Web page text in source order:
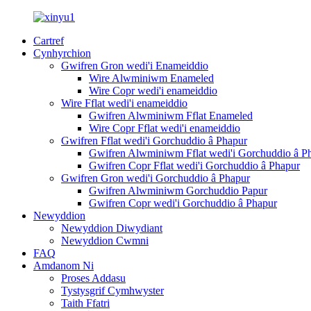
Cartref
Cynhyrchion
Gwifren Gron wedi'i Enameiddio
Wire Alwminiwm Enameled
Wire Copr wedi'i enameiddio
Wire Fflat wedi'i enameiddio
Gwifren Alwminiwm Fflat Enameled
Wire Copr Fflat wedi'i enameiddio
Gwifren Fflat wedi'i Gorchuddio â Phapur
Gwifren Alwminiwm Fflat wedi'i Gorchuddio â
Gwifren Copr Fflat wedi'i Gorchuddio â Phapur
Gwifren Gron wedi'i Gorchuddio â Phapur
Gwifren Alwminiwm Gorchuddio Papur
Gwifren Copr wedi'i Gorchuddio â Phapur
Newyddion
Newyddion Diwydiant
Newyddion Cwmni
FAQ
Amdanom Ni
Proses Addasu
Tystysgrif Cymhwyster
Taith Ffatri